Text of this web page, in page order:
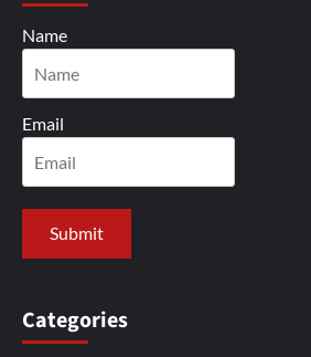
Name
Email
Categories